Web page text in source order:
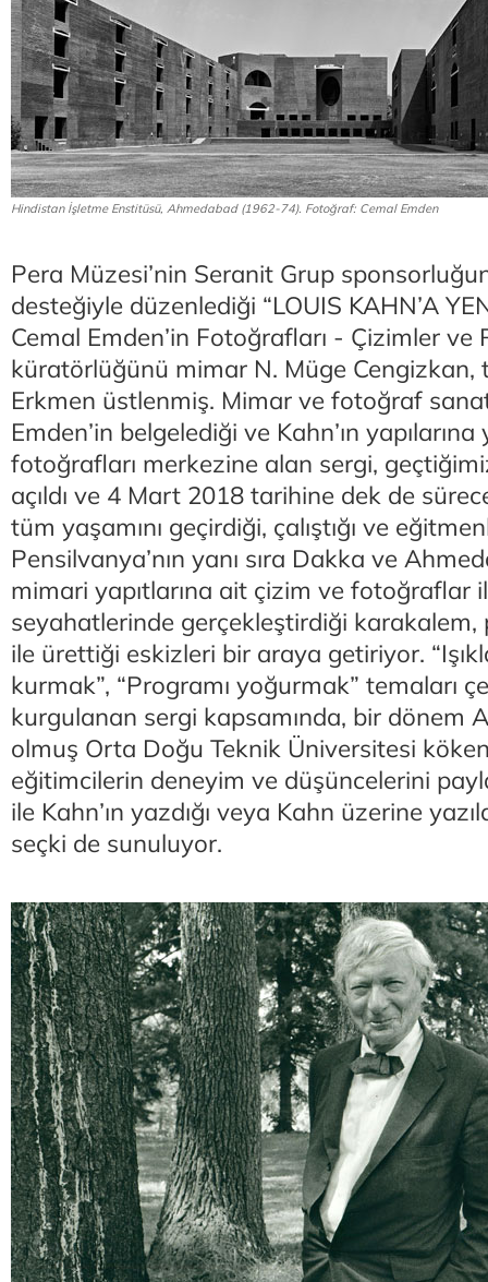
Hindistan İşletme Enstitüsü, Ahmedabad (1962-74). Fotoğraf: Cemal Emden
Pera Müzesi’nin Seranit Grup
desteğiyle düzenlediği “LOUIS KAHN’A
Cemal Emden’in Fotoğrafları - Çizimler ve
küratörlüğünü mimar N. Müge Cengizkan,
Erkmen üstlenmiş. Mimar ve fotoğraf
Emden’in belgelediği ve Kahn’ın
fotoğrafları merkezine alan sergi,
açıldı ve 4 Mart 2018 tarihine dek de
tüm yaşamını geçirdiği, çalıştığı ve
Pensilvanya’nın yanı sıra Dakka ve
mimari yapıtlarına ait çizim ve fotoğraflar
seyahatlerinde gerçekleştirdiği karakalem,
ile ürettiği eskizleri bir araya getiriyor.
kurmak”, “Programı yoğurmak” temaları
kurgulanan sergi kapsamında, bir dönem
olmuş Orta Doğu Teknik Üniversitesi
eğitimcilerin deneyim ve düşüncelerini
ile Kahn’ın yazdığı veya Kahn üzerine
seçki de sunuluyor.